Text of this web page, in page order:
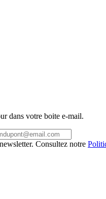
dans votre boite e-mail.
Consultez notre